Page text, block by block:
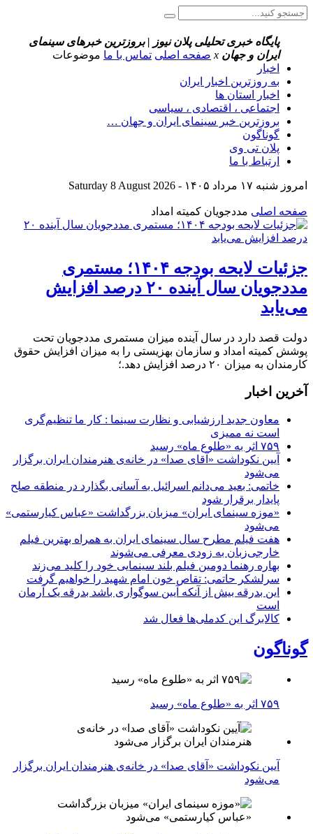
پایگاه خبری تحلیلی پلان نیوز | بروزترین خبرهای سینمای
ایران و جهان x صفحه اصلی تماس با ما موضوعات
اخبار
به روزترین اخبار ایران
اخبار استان ها
اجتماعی ، اقتصادی ، سیاسی
بروزترین خبر سینمای ایران و جهان …
گوناگون
پلان تی وی
ارتباط با ما
امروز شنبه ۱۷ مرداد ۱۴۰۵ - Saturday 8 August 2026
صفحه اصلی مددجویان کمیته امداد
جزئیات لایحه بودجه ۱۴۰۴؛ مستمری
مددجویان سال آینده ۲۰ درصد افزایش
می‌یابد
دولت قصد دارد در سال آینده میزان مستمری مددجویان تحت
پوشش کمیته امداد و سازمان بهزیستی را به میزان افزایش حقوق
کارمندان به میزان ۲۰ درصد افزایش دهد.؛
آخرین اخبار
معاون جدید ارزشیابی و نظارت سینما : کار ما تنظیم‌گری
است نه ممیزی
۷۵۹ اثر به «طلوع ماه» رسید
آیین نکوداشت «آقای صدا» در خانه‌ی هنرمندان ایران برگزار
می‌شود
خاتمی: بعید می‌دانم اسرائیل به آسانی بگذارد در منطقه صلح
پایدار برقرار شود
«موزه سینمای ایران» میزبان بزرگداشت «عباس کیارستمی»
می‌شود
هفت فیلم مطرح سال سینمای ایران به همراه بهترین فیلم
خارجی‌زبان به زودی معرفی می‌شوند
بهاره رهنما دومین فیلم بلند سینمایی خود را کلید می‌زند
سرلشکر حاتمی: تقاص خون امام شهید را خواهیم گرفت
این بدرقه بیش از آنکه آیین سوگواری باشد بدرقه یک آرمان
است
کالابرگ این کدملی‌ها فعال شد
گوناگون
۷۵۹ اثر به «طلوع ماه» رسید
آیین نکوداشت «آقای صدا» در خانه‌ی هنرمندان ایران برگزار
می‌شود